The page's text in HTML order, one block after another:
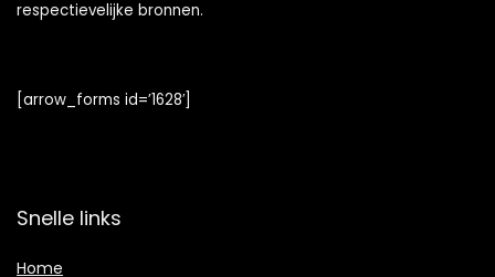
respectievelijke bronnen.
[arrow_forms id=’1628′]
Snelle links
Home